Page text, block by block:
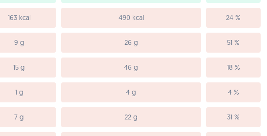
163 kcal 490 kcal 24 %
9 g 26 g 51 %
15 g 46 g 18 %
1 g 4 g 4 %
7 g 22 g 31 %